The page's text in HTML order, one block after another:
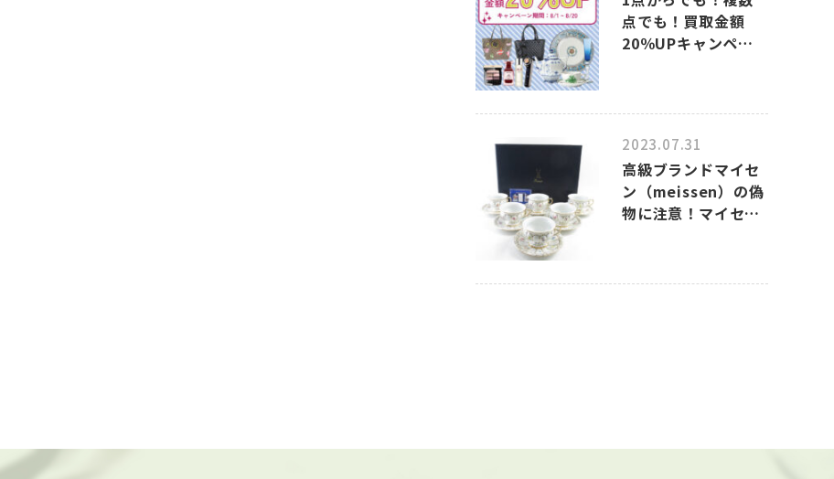
点でも！買取金額
20％UPキャンペー
2023.07.31
高級ブランドマイセ
ン（meissen）の偽
物に注意！マイセン